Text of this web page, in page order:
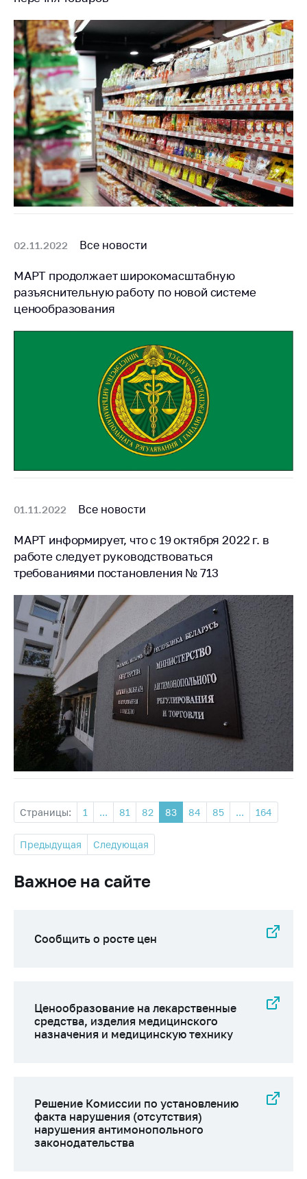
02.11.2022 Все новости
МАРТ продолжает широкомасштабную
разъяснительную работу по новой системе
ценообразования
01.11.2022 Все новости
МАРТ информирует, что с 19 октября 2022 г. в
работе следует руководствоваться
требованиями постановления № 713
Страницы: 1 ... 81 82 83 84 85 ... 164
Предыдущая Следующая
Важное на сайте
Сообщить о росте цен
Ценообразование на лекарственные
средства, изделия медицинского
назначения и медицинскую технику
Решение Комиссии по установлению
факта нарушения (отсутствия)
нарушения антимонопольного
законодательства